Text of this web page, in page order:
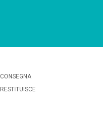
CONSEGNA
RESTITUISCE